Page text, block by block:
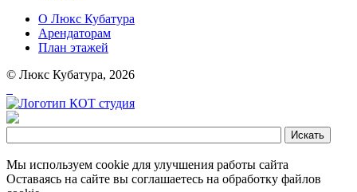
О Люкс Кубатура
Арендаторам
План этажей
© Люкс Кубатура, 2026
Мы используем cookie для улучшения работы сайта
Оставаясь на сайте вы соглашаетесь на обработку файлов